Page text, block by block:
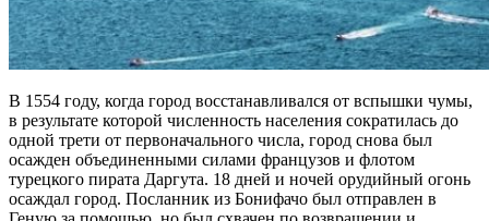
В 1554 году, когда город восстанавливался от вспышки чумы,
в результате которой численность населения сократилась до
одной трети от первоначального числа, город снова был
осажден объединенными силами французов и флотом
турецкого пирата Даргута. 18 дней и ночей орудийный огонь
осаждал город. Посланник из Бонифачо был отправлен в